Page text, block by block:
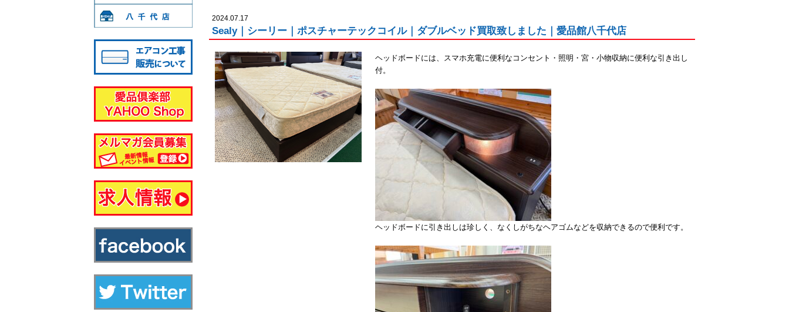
2024.07.17
Sealy｜シーリー｜ポスチャーテックコイル｜ダブルベッド買取致しました｜愛品館八千代店
ヘッドボードには、スマホ充電に便利なコンセント・照明・宮・小物収納に便利な引き出し
付。
ヘッドボードに引き出しは珍しく、なくしがちなヘアゴムなどを収納できるので便利です。